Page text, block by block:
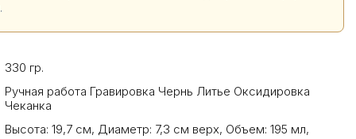
330 гр.
Ручная работа Гравировка Чернь Литье Оксидировка
Чеканка
Высота: 19,7 см, Диаметр: 7,3 см верх, Объем: 195 мл,